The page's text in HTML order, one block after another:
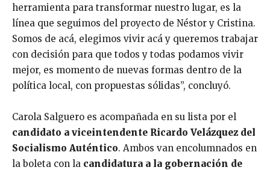
herramienta para transformar nuestro lugar, es la
línea que seguimos del proyecto de Néstor y Cristina.
Somos de acá, elegimos vivir acá y queremos trabajar
con decisión para que todos y todas podamos vivir
mejor, es momento de nuevas formas dentro de la
política local, con propuestas sólidas”, concluyó.
Carola Salguero es acompañada en su lista por el
candidato a viceintendente Ricardo Velázquez del
Socialismo Auténtico. Ambos van encolumnados en
la boleta con la candidatura a la gobernación de